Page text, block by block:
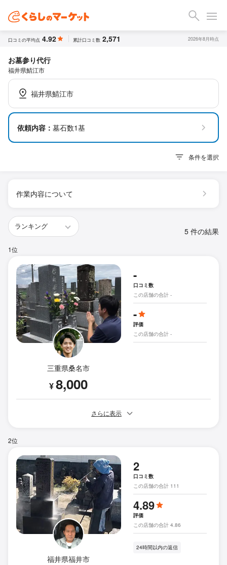
口コミの平均点 4.92 累計口コミ数 2,571 2026年8月時点
お墓参り代行
福井県鯖江市
福井県鯖江市
依頼内容： 墓石数1基
条件を選択
作業内容について
5 件の結果
1位
三重県桑名市
¥8,000
-
口コミ数
この店舗の合計 -
-
評価
この店舗の合計 -
さらに表示
2位
福井県福井市
2
口コミ数
この店舗の合計 111
4.89
評価
この店舗の合計 4.86
24時間以内の返信